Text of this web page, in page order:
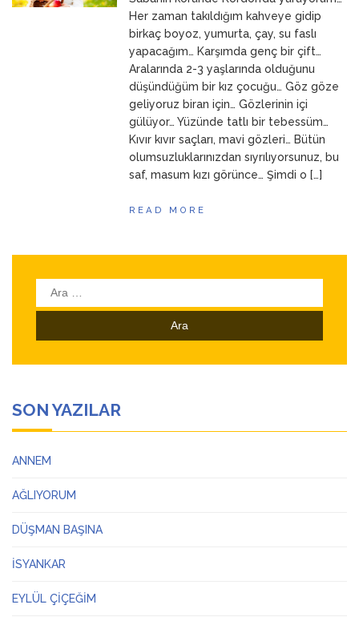
ANNEMHer zaman takıldığım kahveye gidip
birkaç boyoz, yumurta, çay, su faslı
yapacağım… Karşımda genç bir çift…
Aralarında 2-3 yaşlarında olduğunu
düşündüğüm bir kız çocuğu… Göz göze
geliyoruz biran için… Gözlerinin içi
gülüyor… Yüzünde tatlı bir tebessüm…
Kıvır kıvır saçları, mavi gözleri… Bütün
olumsuzluklarınızdan sıyrılıyorsunuz, bu
saf, masum kızı görünce… Şimdi o […]
READ MORE
Arama:
SON YAZILAR
ANNEM
AĞLIYORUM
DÜŞMAN BAŞINA
İSYANKAR
EYLÜL ÇİÇEĞİM